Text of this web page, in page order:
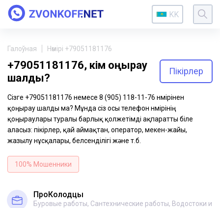
KK
Галоўная Нөмірі +79051181176
+79051181176, кім қоңырау
шалды?
Пікірлер
Сізге +79051181176 немесе 8 (905) 118-11-76 нөмірінен
қоңырау шалды ма? Мұнда сіз осы телефон нөмірінің
қоңыраулары туралы барлық қолжетімді ақпаратты біле
аласыз: пікірлер, қай аймақтан, оператор, мекен-жайы,
жазылу нұсқалары, белсенділігі және т.б.
100% Мошенники
ПроКолодцы
Буровые работы, Сантехнические работы, Водостоки и